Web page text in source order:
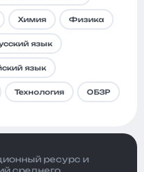
Химия Физика
язык
язык
Технология ОБЗР
ресурс и